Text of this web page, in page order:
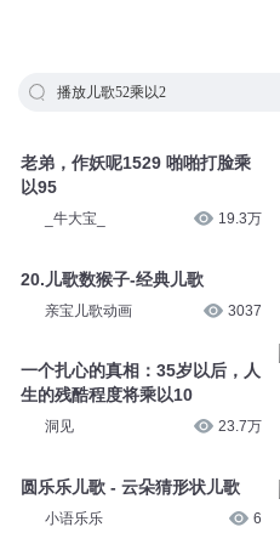
播放儿歌52乘以2
老弟，作妖呢1529 啪啪打脸乘
以95
_牛大宝_ 19.3万
20.儿歌数猴子-经典儿歌
亲宝儿歌动画 3037
一个扎心的真相：35岁以后，人
生的残酷程度将乘以10
洞见 23.7万
圆乐乐儿歌 - 云朵猜形状儿歌
小语乐乐 6